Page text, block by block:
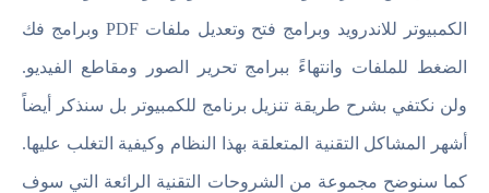
الكمبيوتر للاندرويد وبرامج فتح وتعديل ملفات PDF وبرامج فك
الضغط للملفات وانتهاءً ببرامج تحرير الصور ومقاطع الفيديو.
ولن نكتفي بشرح طريقة تنزيل برنامج للكمبيوتر بل سنذكر أيضاً
أشهر المشاكل التقنية المتعلقة بهذا النظام وكيفية التغلب عليها.
كما سنوضح مجموعة من الشروحات التقنية الرائعة التي سوف